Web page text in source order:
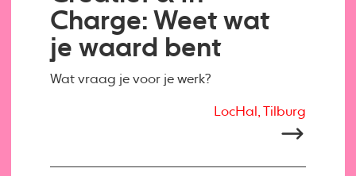
Charge: Weet wat
je waard bent
Wat vraag je voor je werk?
LocHal, Tilburg